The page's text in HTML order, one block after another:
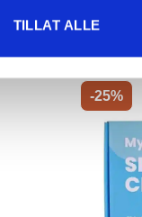
TILLAT ALLE
-25%